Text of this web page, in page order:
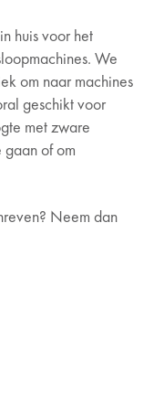
huis voor het
We
om naar machines
geschikt voor
met zware
of om
Neem dan